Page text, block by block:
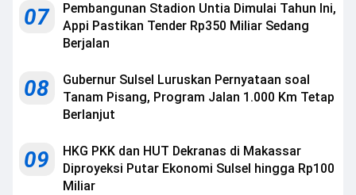
07
Pembangunan Stadion Untia Dimulai Tahun Ini,
Appi Pastikan Tender Rp350 Miliar Sedang
Berjalan
08
Gubernur Sulsel Luruskan Pernyataan soal
Tanam Pisang, Program Jalan 1.000 Km Tetap
Berlanjut
09
HKG PKK dan HUT Dekranas di Makassar
Diproyeksi Putar Ekonomi Sulsel hingga Rp100
Miliar